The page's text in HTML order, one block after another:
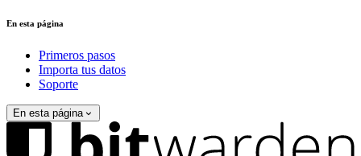
En esta página
Primeros pasos
Importa tus datos
Soporte
En esta página